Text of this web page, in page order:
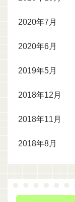
2020年7月
2020年6月
2019年5月
2018年12月
2018年11月
2018年8月